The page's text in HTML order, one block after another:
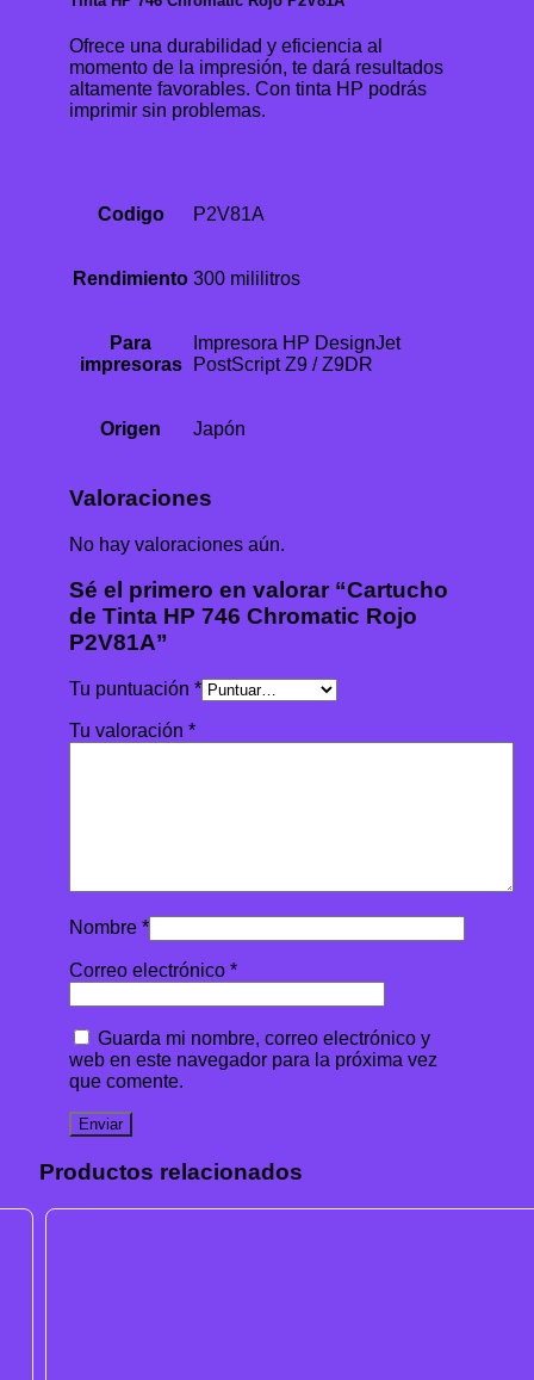
Ofrece una durabilidad y eficiencia al
momento de la impresión, te dará resultados
altamente favorables. Con tinta HP podrás
imprimir sin problemas.
Codigo P2V81A
Rendimiento 300 mililitros
Para
impresoras
Impresora HP DesignJet
PostScript Z9 / Z9DR
Origen Japón
Valoraciones
No hay valoraciones aún.
Sé el primero en valorar “Cartucho
de Tinta HP 746 Chromatic Rojo
P2V81A”
Tu puntuación *
Tu valoración *
Nombre *
Correo electrónico *
Guarda mi nombre, correo electrónico y
web en este navegador para la próxima vez
que comente.
Productos relacionados